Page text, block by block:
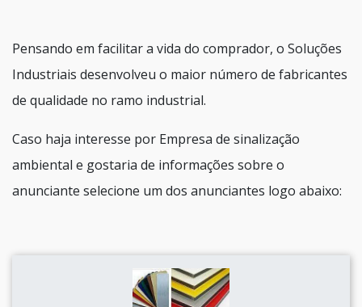
Pensando em facilitar a vida do comprador, o Soluções
Industriais desenvolveu o maior número de fabricantes
de qualidade no ramo industrial.
Caso haja interesse por Empresa de sinalização
ambiental e gostaria de informações sobre o
anunciante selecione um dos anunciantes logo abaixo: